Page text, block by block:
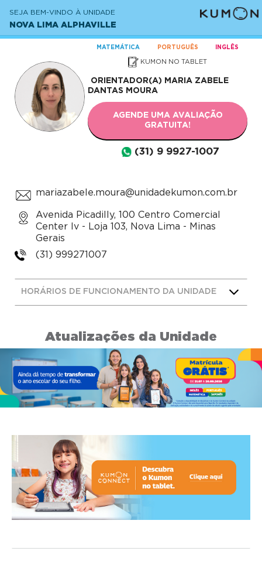
SEJA BEM-VINDO À UNIDADE
NOVA LIMA ALPHAVILLE
MATEMÁTICA PORTUGUÊS INGLÊS
KUMON NO TABLET
ORIENTADOR(A) MARIA ZABELE
DANTAS MOURA
AGENDE UMA AVALIAÇÃO
GRATUITA!
(31) 9 9927-1007
mariazabele.moura@unidadekumon.com.br
Avenida Picadilly, 100 Centro Comercial
Center Iv - Loja 103, Nova Lima - Minas
Gerais
(31) 999271007
HORÁRIOS DE FUNCIONAMENTO DA UNIDADE
Atualizações da Unidade